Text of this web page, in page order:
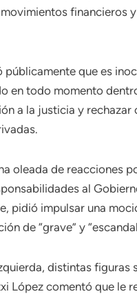
financieros
públicamente que es
en todo momento
a la justicia y
oleada de reacciones
al
pidió impulsar una
de “grave” y
distintas
López comentó que le